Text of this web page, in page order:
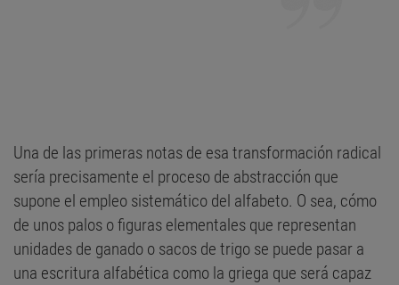
Una de las primeras notas de esa transformación radical
sería precisamente el proceso de abstracción que
supone el empleo sistemático del alfabeto. O sea, cómo
de unos palos o figuras elementales que representan
unidades de ganado o sacos de trigo se puede pasar a
una escritura alfabética como la griega que será capaz